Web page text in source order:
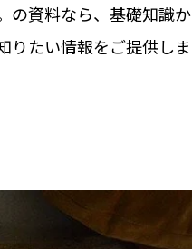
の資料なら、基礎知識か
りたい情報をご提供しま